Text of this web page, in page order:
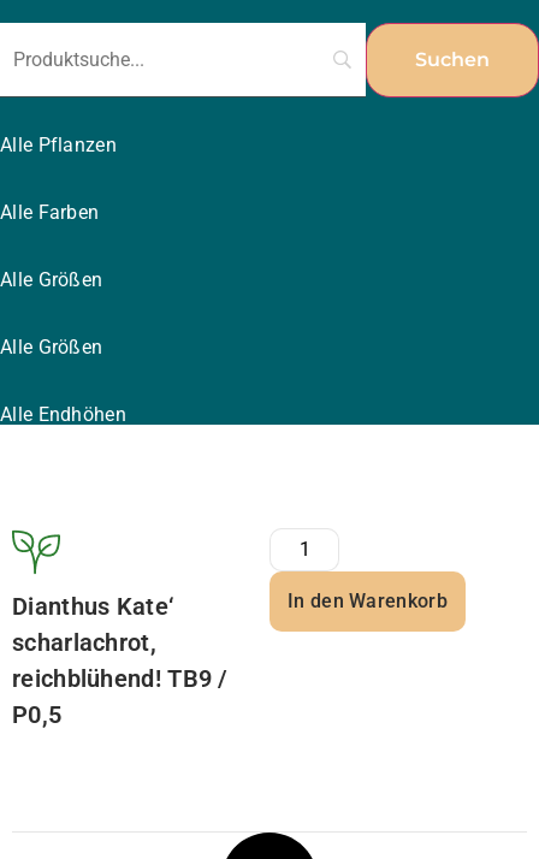
Alle Pflanzen
Alle Farben
Alle Größen
Alle Größen
Alle Endhöhen
Dianthus Kate‘
scharlachrot,
reichblühend! TB9 /
P0,5
In den Warenkorb